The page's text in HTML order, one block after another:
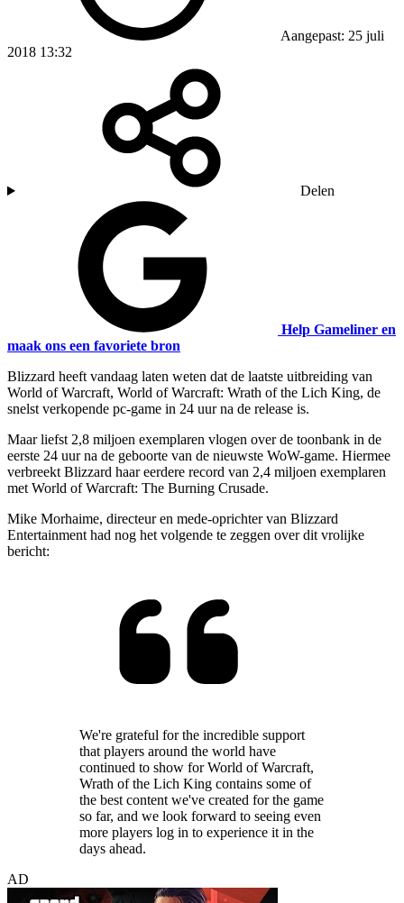
Aangepast: 25 juli
2018 13:32
Delen
Help Gameliner en
maak ons een favoriete bron
Blizzard heeft vandaag laten weten dat de laatste uitbreiding van
World of Warcraft, World of Warcraft: Wrath of the Lich King, de
snelst verkopende pc-game in 24 uur na de release is.
Maar liefst 2,8 miljoen exemplaren vlogen over de toonbank in de
eerste 24 uur na de geboorte van de nieuwste WoW-game. Hiermee
verbreekt Blizzard haar eerdere record van 2,4 miljoen exemplaren
met World of Warcraft: The Burning Crusade.
Mike Morhaime, directeur en mede-oprichter van Blizzard
Entertainment had nog het volgende te zeggen over dit vrolijke
bericht:
We're grateful for the incredible support
that players around the world have
continued to show for World of Warcraft,
Wrath of the Lich King contains some of
the best content we've created for the game
so far, and we look forward to seeing even
more players log in to experience it in the
days ahead.
AD